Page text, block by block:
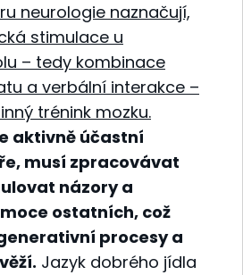
neurologie naznačují,
stimulace u
– tedy kombinace
a verbální interakce –
trénink mozku.
aktivně účastní
musí zpracovávat
názory a
ostatních, což
procesy a
Jazyk dobrého jídla